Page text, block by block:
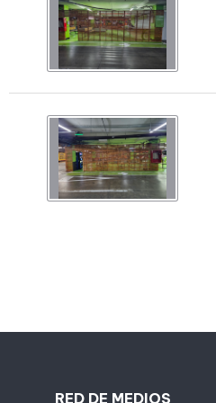
RED DE MEDIOS